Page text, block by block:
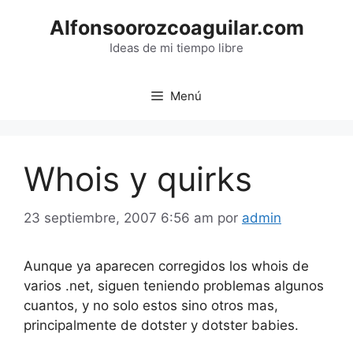
Alfonsoorozcoaguilar.com
Ideas de mi tiempo libre
Menú
Whois y quirks
23 septiembre, 2007 6:56 am por admin
Aunque ya aparecen corregidos los whois de
varios .net, siguen teniendo problemas algunos
cuantos, y no solo estos sino otros mas,
principalmente de dotster y dotster babies.